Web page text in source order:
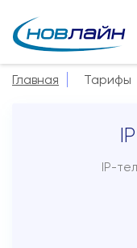
Главная Тарифы
IP-